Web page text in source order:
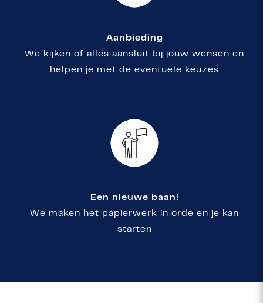
Aanbieding
We kijken of alles aansluit bij jouw wensen en
helpen je met de eventuele keuzes
Een nieuwe baan!
We maken het papierwerk in orde en je kan
starten